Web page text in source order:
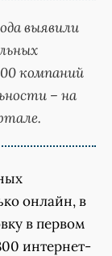
выявили
компаний
– на
онлайн, в
в первом
интернет-